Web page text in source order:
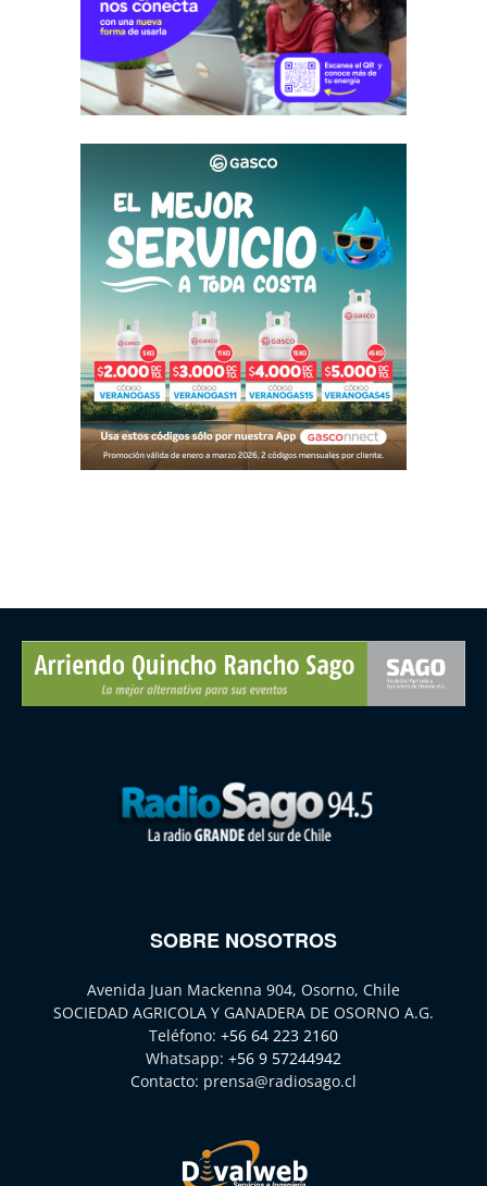
SOBRE NOSOTROS
Avenida Juan Mackenna 904, Osorno, Chile
SOCIEDAD AGRICOLA Y GANADERA DE OSORNO A.G.
Teléfono: +56 64 223 2160
Whatsapp: +56 9 57244942
Contacto: prensa@radiosago.cl